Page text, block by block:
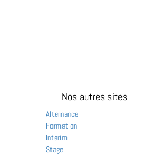
Nos autres sites
Alternance
Formation
Interim
Stage